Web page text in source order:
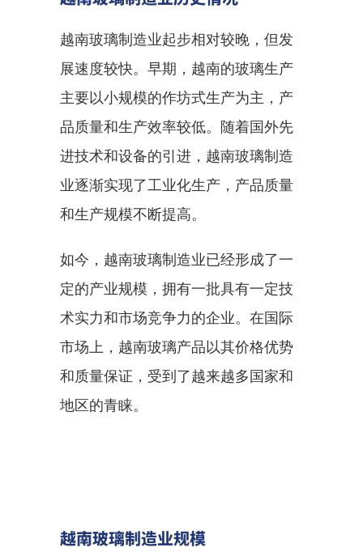
越南玻璃制造业起步相对较晚，但发
展速度较快。早期，越南的玻璃生产
主要以小规模的作坊式生产为主，产
品质量和生产效率较低。随着国外先
进技术和设备的引进，越南玻璃制造
业逐渐实现了工业化生产，产品质量
和生产规模不断提高。
如今，越南玻璃制造业已经形成了一
定的产业规模，拥有一批具有一定技
术实力和市场竞争力的企业。在国际
市场上，越南玻璃产品以其价格优势
和质量保证，受到了越来越多国家和
地区的青睐。
越南玻璃制造业规模